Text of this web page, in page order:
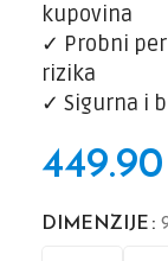
kupovina
✓ Probni
rizika
✓ Sigurna i
449.90
DIMENZIJE